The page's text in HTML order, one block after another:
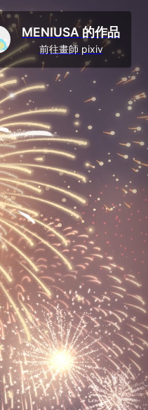
MENIUSA 的作品
前往畫師 pixiv